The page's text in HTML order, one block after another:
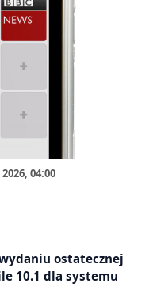
04:00
ostatecznej
10.1 dla systemu